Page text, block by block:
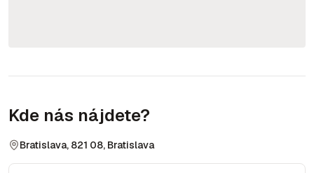
Kde nás nájdete?
Bratislava, 821 08, Bratislava